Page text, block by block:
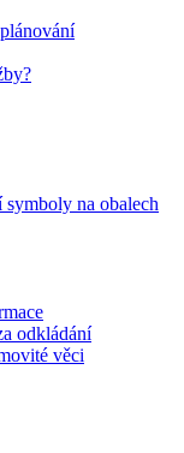
na obalech
odkládání
věci